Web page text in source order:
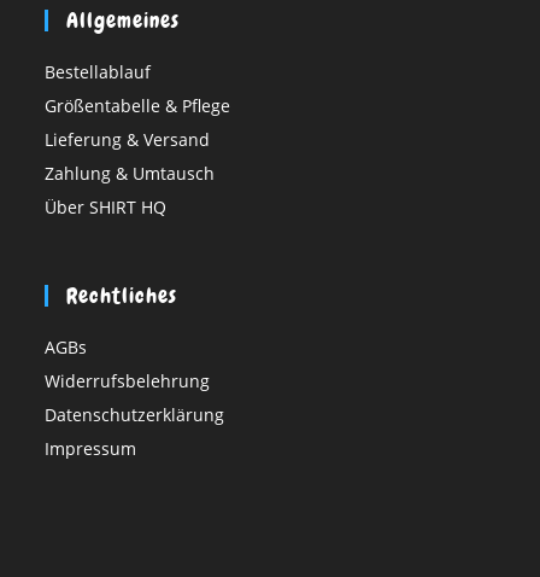
Allgemeines
Bestellablauf
Größentabelle & Pflege
Lieferung & Versand
Zahlung & Umtausch
Über SHIRT HQ
Rechtliches
AGBs
Widerrufsbelehrung
Datenschutzerklärung
Impressum